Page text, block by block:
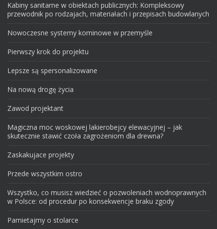
Kabiny sanitarne w obiektach publicznych: Kompleksowy
przewodnik po rodzajach, materiałach i przepisach budowlanych
Nowoczesne systemy kominowe w przemyśle
Pierwszy krok do projektu
Lepsze są spersonalizowane
Na nową drogę życia
Zawod projektant
Magiczna moc woskowej lakierobejcy elewacyjnej – jak
skutecznie stawić czoła zagrożeniom dla drewna?
Zaskakujace projekty
Przede wszystkim ostro
Wszystko, co musisz wiedzieć o pozwoleniach wodnoprawnych
w Polsce: od procedur po konsekwencje braku zgody
Pamietajmy o stolarce